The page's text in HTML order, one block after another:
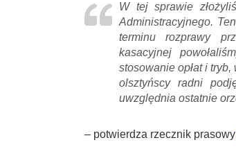
W tej sprawie
Administracyjnego.
terminu rozprawy
kasacyjnej
stosowanie opłat i
olsztyńscy radni
uwzględnia ostatnie
– potwierdza rzecznik prasowy